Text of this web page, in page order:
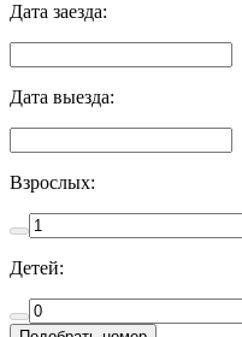
Дата заезда:
Дата выезда:
Взрослых:
Детей: